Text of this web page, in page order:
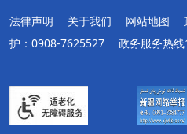
法律声明 关于我们 网站地图
护：0908-7625527
政务服务热